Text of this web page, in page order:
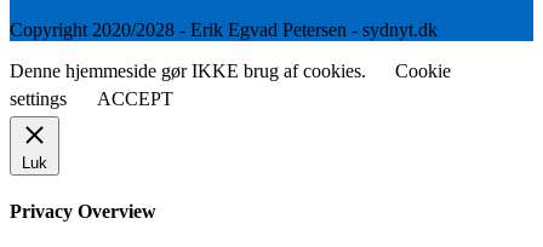
Copyright 2020/2028 - Erik Egvad Petersen - sydnyt.dk
Denne hjemmeside gør IKKE brug af cookies.
Cookie
settings
ACCEPT
Luk
Privacy Overview